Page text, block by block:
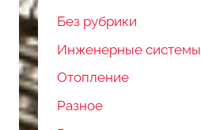
Без рубрики
Инженерные системы
Отопление
Разное